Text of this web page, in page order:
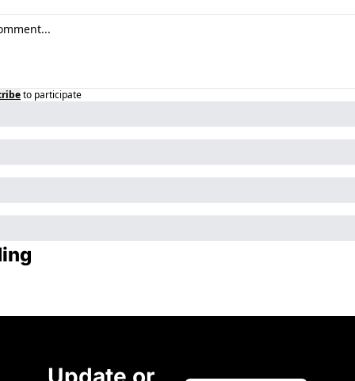
to participate